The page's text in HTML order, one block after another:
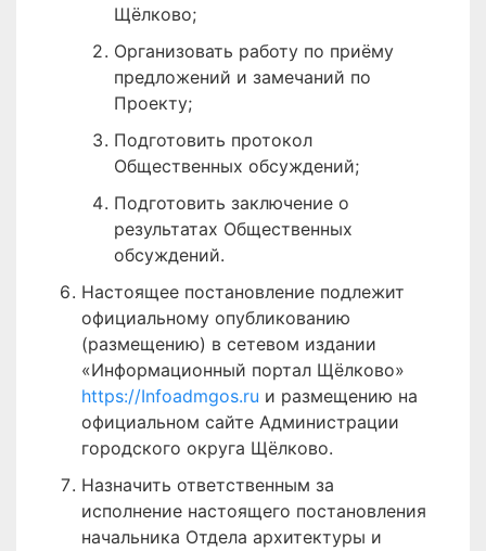
Щёлково;
Организовать работу по приёму
предложений и замечаний по
Проекту;
Подготовить протокол
Общественных обсуждений;
Подготовить заключение о
результатах Общественных
обсуждений.
Настоящее постановление подлежит
официальному опубликованию
(размещению) в сетевом издании
«Информационный портал Щёлково»
https://Infoadmgos.ru и размещению на
официальном сайте Администрации
городского округа Щёлково.
Назначить ответственным за
исполнение настоящего постановления
начальника Отдела архитектуры и